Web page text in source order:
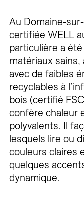
Au Domaine-
certifiée WELL
particulière a
matériaux sains,
avec de faibles
recyclables à
bois (certifié
confère chaleur
polyvalents. Il
lesquels lire ou
couleurs claires
quelques
dynamique.